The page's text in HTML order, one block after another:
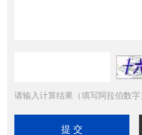
请输入计算结果（填写阿拉伯数